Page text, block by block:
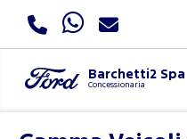
Barchetti2 Spa
Concessionaria